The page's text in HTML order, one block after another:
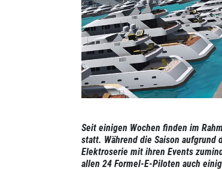
Seit einigen Wochen finden im
statt. Während die Saison
Elektroserie mit ihren Events
allen 24 Formel-E-Piloten auch